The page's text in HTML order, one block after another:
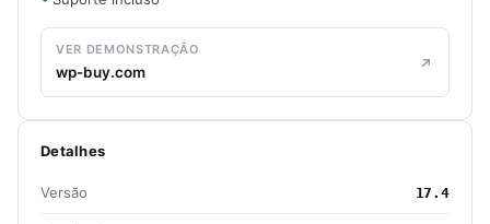
VER DEMONSTRAÇÃO
wp-buy.com
Detalhes
Versão 17.4